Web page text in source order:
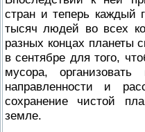
стран и теперь каждый
тысяч людей во всех
разных концах планеты
в сентябре для того,
мусора, организовать
направленности и
сохранение чистой
земле.